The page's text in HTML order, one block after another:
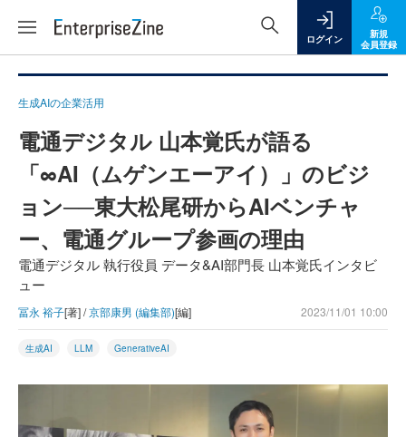
ログイン
新規
会員登録
生成AIの企業活用
電通デジタル 山本覚氏が語る
「∞AI（ムゲンエーアイ）」のビジ
ョン──東大松尾研からAIベンチャ
ー、電通グループ参画の理由
電通デジタル 執行役員 データ&AI部門長 山本覚氏インタビ
ュー
冨永 裕子[著] /京部康男 (編集部)[編] 2023/11/01 10:00
生成AI LLM GenerativeAI